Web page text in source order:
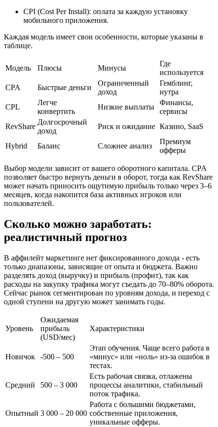
CPI (Cost Per Install): оплата за каждую установку
мобильного приложения.
Каждая модель имеет свои особенности, которые указаны в
таблице.
Модель Плюсы Минусы
Где
используется
CPA
Быстрые деньги
Ограниченный
доход
Гемблинг,
нутра
CPL
Легче
конвертить
Низкие выплаты
Финансы,
сервисы
RevShare
Долгосрочный
доход
Риск и ожидание Казино, SaaS
Hybrid Баланс Сложнее анализ
Премиум
офферы
Выбор модели зависит от вашего оборотного капитала. CPA
позволяет быстро вернуть деньги в оборот, тогда как RevShare
может начать приносить ощутимую прибыль только через 3–6
месяцев, когда накопится база активных игроков или
пользователей.
Сколько можно заработать:
реалистичный прогноз
В аффилейт маркетинге нет фиксированного дохода - есть
только диапазоны, зависящие от опыта и бюджета. Важно
разделять доход (выручку) и прибыль (профит), так как
расходы на закупку трафика могут съедать до 70–80% оборота.
Сейчас рынок сегментирован по уровням дохода, и переход с
одной ступени на другую может занимать годы.
Уровень
Ожидаемая
прибыль
(USD/мес)
Характеристики
Новичок -500 – 500
Этап обучения. Чаще всего работа в
«минус» или «ноль» из-за ошибок в
тестах.
Средний 500 – 3 000
Есть рабочая связка, отлажены
процессы аналитики, стабильный
поток трафика.
Опытный 3 000 – 20 000
Работа с большими бюджетами,
собственные приложения,
уникальные офферы.